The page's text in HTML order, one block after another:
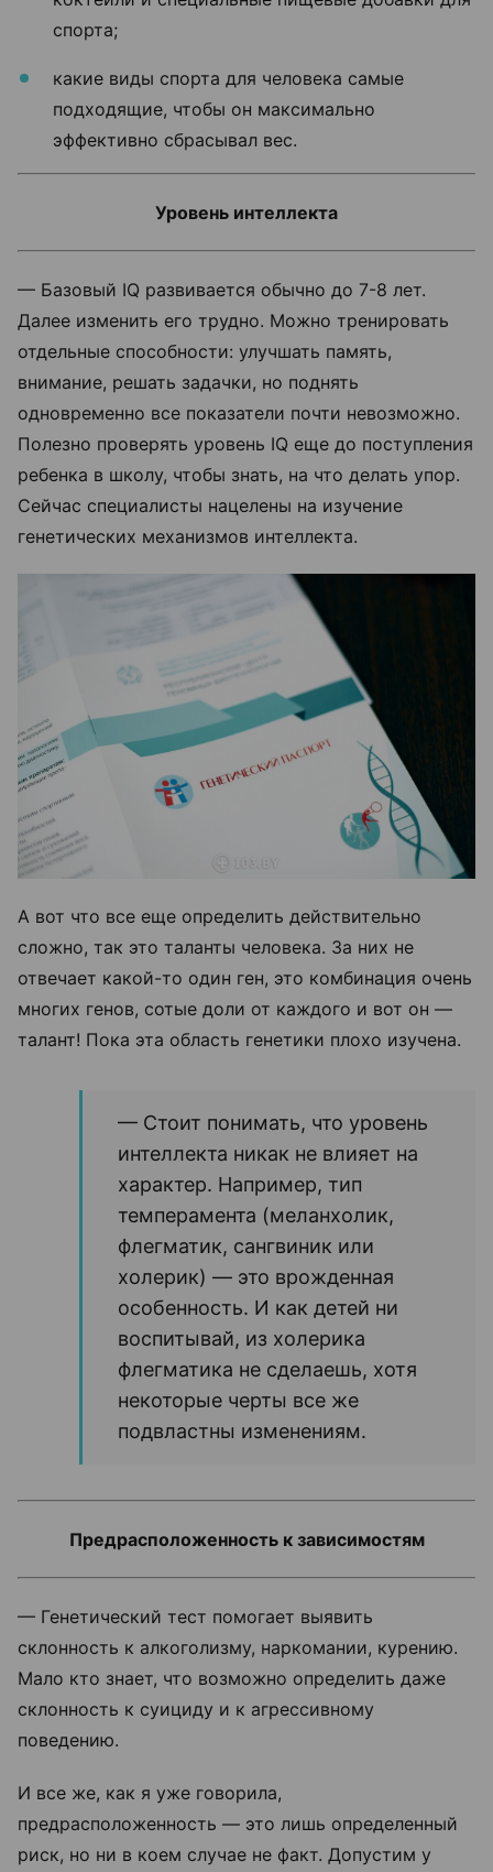
спорта;
какие виды спорта для человека самые
подходящие, чтобы он максимально
эффективно сбрасывал вес.
Уровень интеллекта
— Базовый IQ развивается обычно до 7-8 лет.
Далее изменить его трудно. Можно тренировать
отдельные способности: улучшать память,
внимание, решать задачки, но поднять
одновременно все показатели почти невозможно.
Полезно проверять уровень IQ еще до поступления
ребенка в школу, чтобы знать, на что делать упор.
Сейчас специалисты нацелены на изучение
генетических механизмов интеллекта.
А вот что все еще определить действительно
сложно, так это таланты человека. За них не
отвечает какой-то один ген, это комбинация очень
многих генов, сотые доли от каждого и вот он —
талант! Пока эта область генетики плохо изучена.
— Стоит понимать, что уровень
интеллекта никак не влияет на
характер. Например, тип
темперамента (меланхолик,
флегматик, сангвиник или
холерик) — это врожденная
особенность. И как детей ни
воспитывай, из холерика
флегматика не сделаешь, хотя
некоторые черты все же
подвластны изменениям.
Предрасположенность к зависимостям
— Генетический тест помогает выявить
склонность к алкоголизму, наркомании, курению.
Мало кто знает, что возможно определить даже
склонность к суициду и к агрессивному
поведению.
И все же, как я уже говорила,
предрасположенность — это лишь определенный
риск, но ни в коем случае не факт. Допустим у